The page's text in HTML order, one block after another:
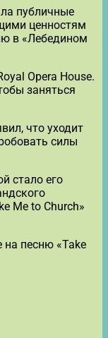
публичные
ценностям
в «Лебедином
Opera House.
заняться
что уходит
силы
стало его
Me to Church»
песню «Take